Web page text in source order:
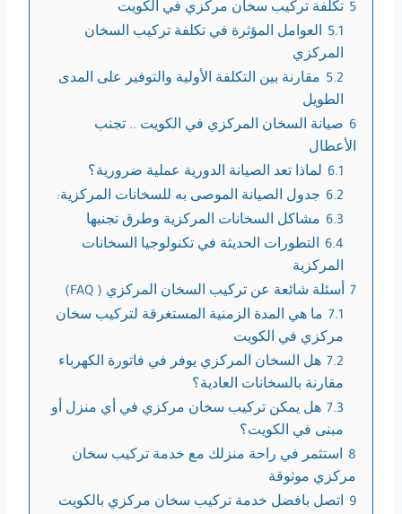
5 تكلفة تركيب سخان مركزي في الكويت
5.1 العوامل المؤثرة في تكلفة تركيب السخان
المركزي
5.2 مقارنة بين التكلفة الأولية والتوفير على المدى
الطويل
6 صيانة السخان المركزي في الكويت .. تجنب
الأعطال
6.1 لماذا تعد الصيانة الدورية عملية ضرورية؟
6.2 جدول الصيانة الموصى به للسخانات المركزية:
6.3 مشاكل السخانات المركزية وطرق تجنبها
6.4 التطورات الحديثة في تكنولوجيا السخانات
المركزية
7 أسئلة شائعة عن تركيب السخان المركزي ( FAQ)
7.1 ما هي المدة الزمنية المستغرقة لتركيب سخان
مركزي في الكويت
7.2 هل السخان المركزي يوفر في فاتورة الكهرباء
مقارنة بالسخانات العادية؟
7.3 هل يمكن تركيب سخان مركزي في أي منزل أو
مبنى في الكويت؟
8 استثمر في راحة منزلك مع خدمة تركيب سخان
مركزي موثوقة
9 اتصل بافضل خدمة تركيب سخان مركزي بالكويت